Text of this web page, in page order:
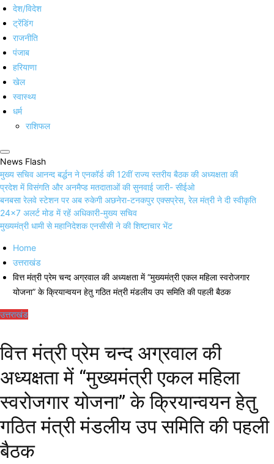
देश/विदेश
ट्रेंडिंग
राजनीति
पंजाब
हरियाणा
खेल
स्वास्थ्य
धर्म
राशिफल
News Flash
मुख्य सचिव आनन्द बर्द्धन ने एनकॉर्ड की 12वीं राज्य स्तरीय बैठक की अध्यक्षता की
प्रदेश में विसंगति और अनमैप्ड मतदाताओं की सुनवाई जारी- सीईओ
बनबसा रेलवे स्टेशन पर अब रुकेगी अछनेरा-टनकपुर एक्सप्रेस, रेल मंत्री ने दी स्वीकृति
24×7 अलर्ट मोड में रहें अधिकारी-मुख्य सचिव
मुख्यमंत्री धामी से महानिदेशक एनसीसी ने की शिष्टाचार भेंट
Home
उत्तराखंड
वित्त मंत्री प्रेम चन्द अग्रवाल की अध्यक्षता में “मुख्यमंत्री एकल महिला स्वरोजगार
योजना” के क्रियान्वयन हेतु गठित मंत्री मंडलीय उप समिति की पहली बैठक
उत्तराखंड
वित्त मंत्री प्रेम चन्द अग्रवाल की
अध्यक्षता में “मुख्यमंत्री एकल महिला
स्वरोजगार योजना” के क्रियान्वयन हेतु
गठित मंत्री मंडलीय उप समिति की पहली
बैठक